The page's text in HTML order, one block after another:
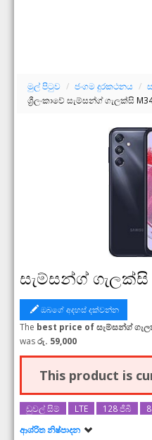
මුල් පිටුව / ජංගම දුරකථනය /
ශ්‍රීලංකාවේ සැම්සන්ග් ගැලක්සි
සැම්සන්ග් ගැලක්සි
ඔබගේ අදහස් දක්වන්න
The best price of සැම්සන්ග්
wasරු. 59,000
This product is
ඩුවල් සිම් LTE 128 ජීබී
ආශ්රිත නිෂ්පාදන